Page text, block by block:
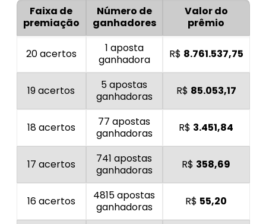
Faixa de
premiação
Número de
ganhadores
Valor do
prêmio
20 acertos
1 aposta
ganhadora
R$ 8.761.537,75
19 acertos
5 apostas
ganhadoras
R$ 85.053,17
18 acertos
77 apostas
ganhadoras
R$ 3.451,84
17 acertos
741 apostas
ganhadoras
R$ 358,69
16 acertos
4815 apostas
ganhadoras
R$ 55,20